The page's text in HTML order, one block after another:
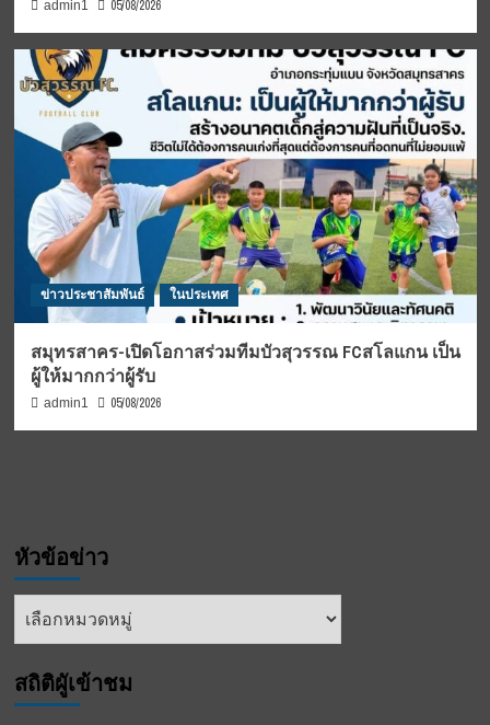
admin1 05/08/2026
ข่าวประชาสัมพันธ์ ในประเทศ
สมุทรสาคร-เปิดโอกาสร่วมทีมบัวสุวรรณ FCสโลแกน เป็น
ผู้ให้มากกว่าผู้รับ
admin1 05/08/2026
หัวข้อข่าว
หัวข้อ
สถิติผูัเข้าชม